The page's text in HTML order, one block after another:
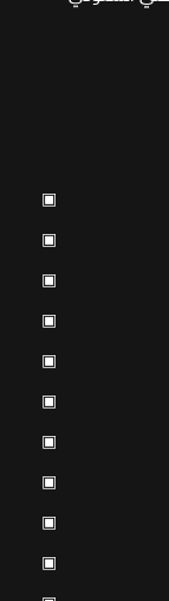
▣
▣
▣
▣
▣
▣
▣
▣
▣
▣